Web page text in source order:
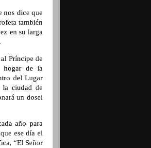
nos dice que
también
en su larga
Príncipe de
hogar de la
del Lugar
la ciudad de
un dosel
año para
ese día el
“El Señor